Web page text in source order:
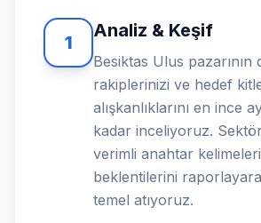
1
Analiz & Keşif
Besiktas Ulus pazarının
rakiplerinizi ve hedef
alışkanlıklarını en ince
kadar inceliyoruz.
verimli anahtar kelimeleri
beklentilerini
temel atıyoruz.